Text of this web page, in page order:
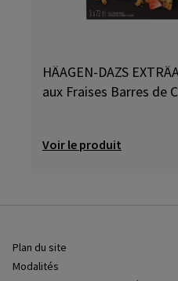
HÄAGEN-DAZS
aux Fraises Barres de
Voir le produit
Plan du site
Modalités